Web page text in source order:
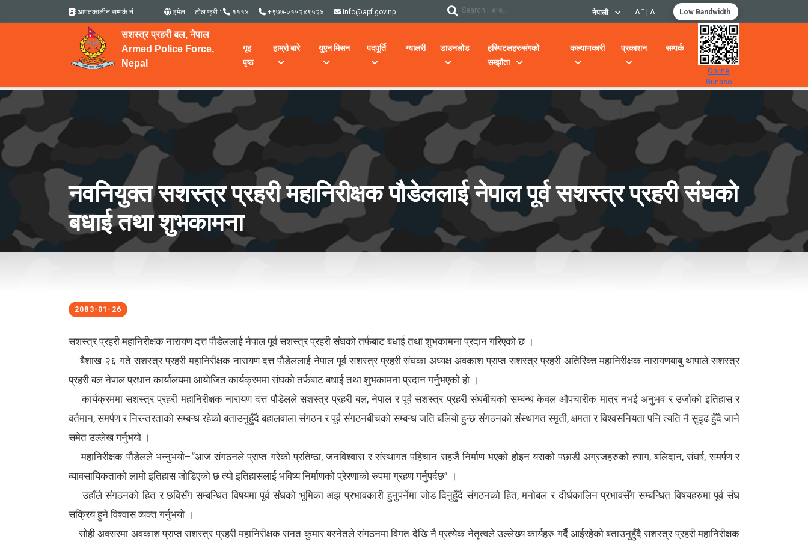
आपतकालीन सम्पर्क नं. इमेल टोल फ्री : १११४ +९७७-०१५२४९५२४ info@apf.gov.np नेपाली A + | A - Low Bandwidth
सशस्त्र प्रहरी बल, नेपाल
Armed Police Force,
Nepal
गृह
पृष्ठ
हाम्रो बारे युएन मिसन पदपूर्ति ग्यालरी डाउनलोड
हस्पिटलहरुसंगको
सम्झौता
कल्याणकारी प्रकाशन सम्पर्क
Online
Gunaso
नवनियुक्त सशस्त्र प्रहरी महानिरीक्षक पौडेललाई नेपाल पूर्व सशस्त्र प्रहरी संघको
बधाई तथा शुभकामना
2083-01-26
सशस्त्र प्रहरी महानिरीक्षक नारायण दत्त पौडेललाई नेपाल पूर्व सशस्त्र प्रहरी संघको तर्फबाट बधाई तथा शुभकामना प्रदान गरिएको छ ।
बैशाख २६ गते सशस्त्र प्रहरी महानिरीक्षक नारायण दत्त पौडेललाई नेपाल पूर्व सशस्त्र प्रहरी संघका अध्यक्ष अवकाश प्राप्त सशस्त्र प्रहरी अतिरिक्त महानिरीक्षक नारायणबाबु थापाले सशस्त्र
प्रहरी बल नेपाल प्रधान कार्यालयमा आयोजित कार्यक्रममा संघको तर्फबाट बधाई तथा शुभकामना प्रदान गर्नुभएको हो ।
कार्यक्रममा सशस्त्र प्रहरी महानिरीक्षक नारायण दत्त पौडेलले सशस्त्र प्रहरी बल, नेपाल र पूर्व सशस्त्र प्रहरी संघबीचको सम्बन्ध केवल औपचारीक मात्र नभई अनुभव र उर्जाको इतिहास र
वर्तमान, समर्पण र निरन्तरताको सम्बन्ध रहेको बताउनुहुँदै बहालवाला संगठन र पूर्व संगठनबीचको सम्बन्ध जति बलियो हुन्छ संगठनको संस्थागत स्मृती, क्षमता र विश्वसनियता पनि त्यति नै सुदृढ हुँदै जाने
समेत उल्लेख गर्नुभयो ।
महानिरीक्षक पौडेलले भन्नुभयो–“आज संगठनले प्राप्त गरेको प्रतिष्ठा, जनविश्वास र संस्थागत पहिचान सहजै निर्माण भएको होइन यसको पछाडी अग्रजहरुको त्याग, बलिदान, संघर्ष, समर्पण र
व्यावसायिकताको लामो इतिहास जोडिएको छ त्यो इतिहासलाई भविष्य निर्माणको प्रेरणाको रुपमा ग्रहण गर्नुपर्दछ” ।
उहाँले संगठनको हित र छविसँग सम्बन्धित विषयमा पूर्व संघको भूमिका अझ प्रभावकारी हुनुपर्नेमा जोड दिनुहुँदै संगठनको हित, मनोबल र दीर्घकालिन प्रभावसँग सम्बन्धित विषयहरुमा पूर्व संघ
सक्रिय हुने विश्वास व्यक्त गर्नुभयो ।
सोही अवसरमा अवकाश प्राप्त सशस्त्र प्रहरी महानिरीक्षक सनत कुमार बस्नेतले संगठनमा विगत देखि नै प्रत्येक नेतृत्वले उल्लेख्य कार्यहरु गर्दैै आईरहेको बताउनुहुँदै सशस्त्र प्रहरी महानिरीक्षक